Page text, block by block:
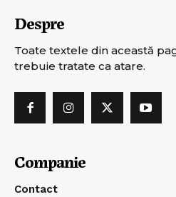
Despre
Toate textele din această
trebuie tratate ca atare.
Companie
Contact